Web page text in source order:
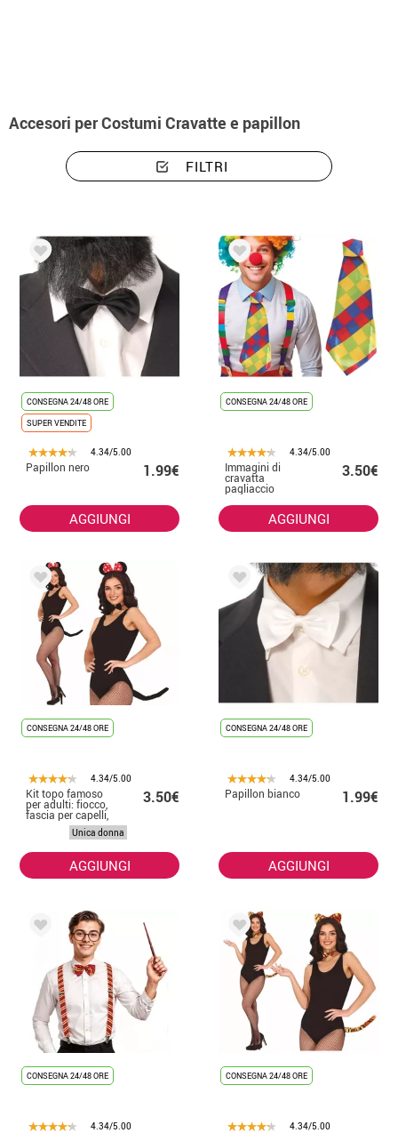
Accesori per Costumi Cravatte e papillon
FILTRI
CONSEGNA 24/48 ORE
SUPER VENDITE
4.34/5.00
Papillon nero 1.99€
AGGIUNGI
CONSEGNA 24/48 ORE
4.34/5.00
Immagini di
cravatta
pagliaccio
55 cm .
3.50€
AGGIUNGI
CONSEGNA 24/48 ORE
4.34/5.00
Kit topo famoso
per adulti: fiocco,
fascia per capelli,
papillon e coda
3.50€
Unica donna
AGGIUNGI
CONSEGNA 24/48 ORE
4.34/5.00
Papillon bianco 1.99€
AGGIUNGI
CONSEGNA 24/48 ORE
4.34/5.00
CONSEGNA 24/48 ORE
4.34/5.00